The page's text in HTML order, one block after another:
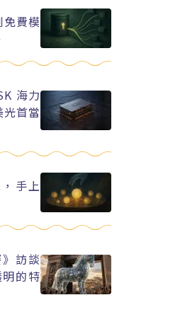
費模
海力
首當
手上
訪談
的特